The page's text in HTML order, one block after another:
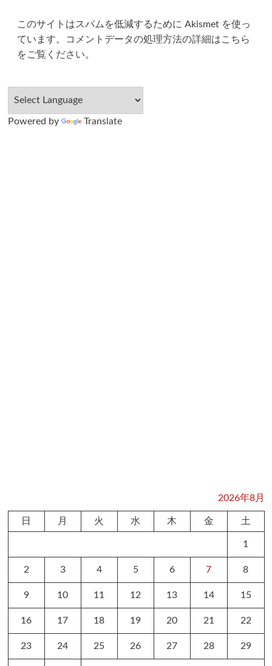
このサイトはスパムを低減するために Akismet を使っ
ています。
コメントデータの処理方法の詳細はこちら
をご覧ください。
Powered by Translate
2026年8月
日 月 火 水 木 金 土
1
2 3 4 5 6 7 8
9 10 11 12 13 14 15
16 17 18 19 20 21 22
23 24 25 26 27 28 29